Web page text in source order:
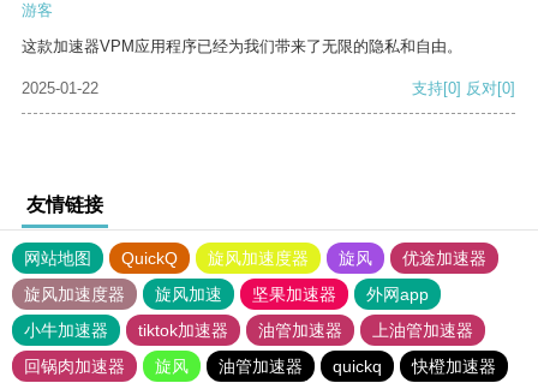
游客
这款加速器VPM应用程序已经为我们带来了无限的隐私和自由。
2025-01-22 支持[0] 反对[0]
友情链接
网站地图 QuickQ 旋风加速度器 旋风
优途加速器
旋风加速度器
旋风加速 坚果加速器
外网app
小牛加速器
tiktok加速器 油管加速器
上油管加速器
回锅肉加速器
旋风 油管加速器 quickq 快橙加速器